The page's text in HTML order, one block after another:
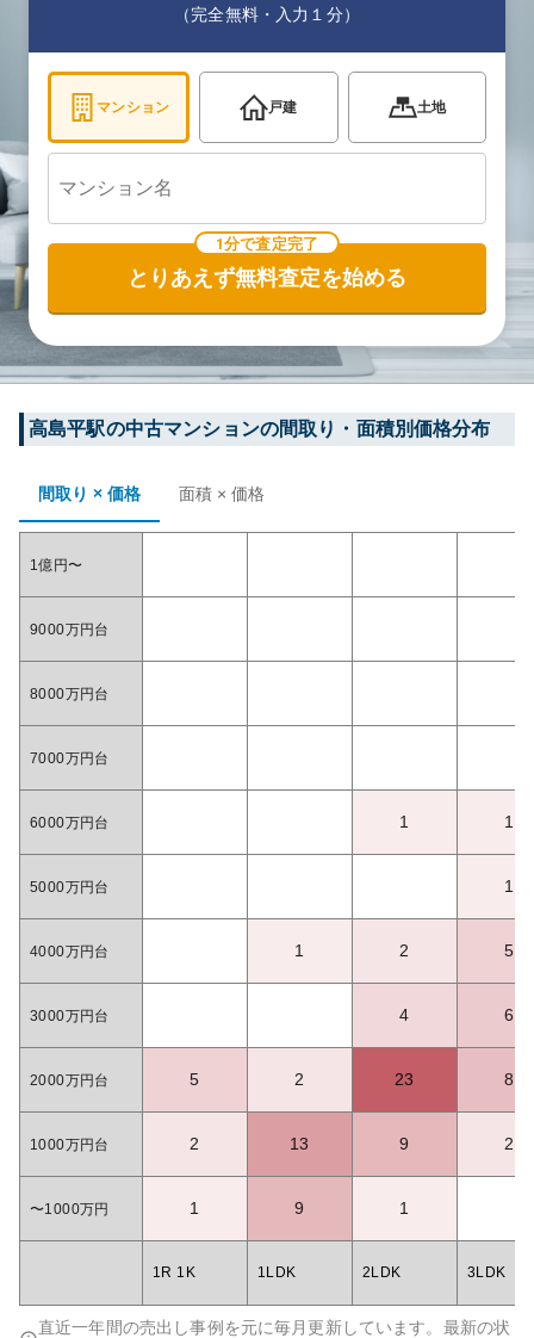
（完全無料・入力１分）
マンション 戸建 土地
1分で査定完了
とりあえず無料査定を始める
高島平駅の中古マンションの間取り・面積別価格分布
間取り × 価格 面積 × 価格
1億円〜
9000万円台
8000万円台
7000万円台
6000万円台 1 1
5000万円台 1
4000万円台 1 2 5
3000万円台 4 6
2000万円台 5 2 23 8
1000万円台 2 13 9 2
〜1000万円 1 9 1
1R 1K 1LDK 2LDK 3LDK
直近一年間の売出し事例を元に毎月更新しています。最新の状